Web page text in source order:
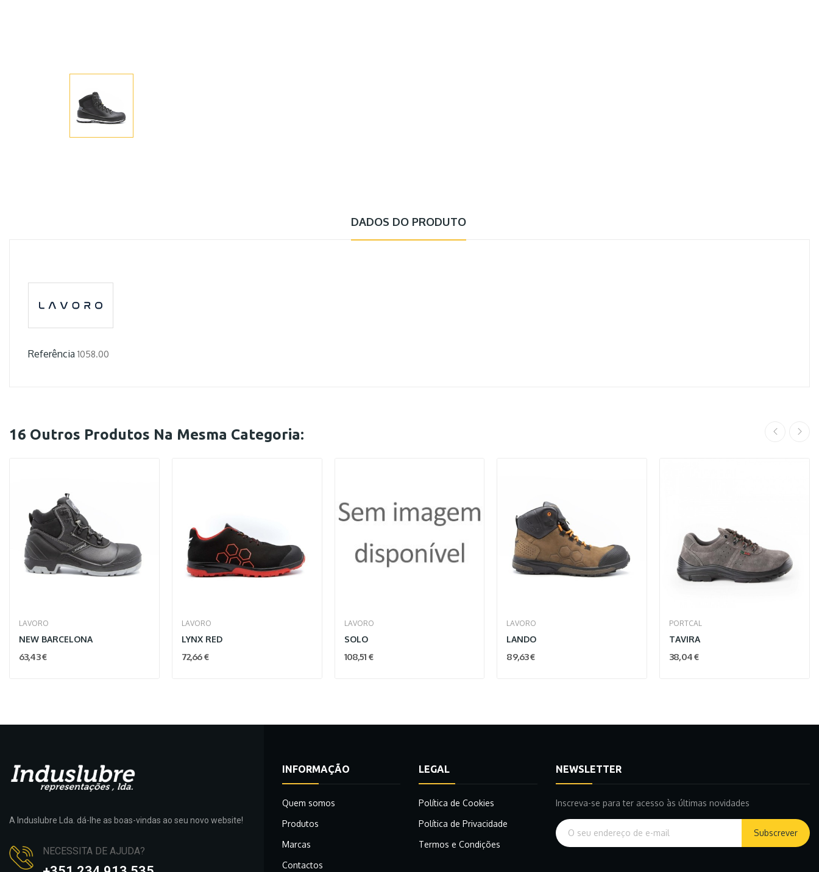
DADOS DO PRODUTO
Referência 1058.00
16 Outros Produtos Na Mesma Categoria:
LAVORO
NEW BARCELONA
63,43 €
LAVORO
LYNX RED
72,66 €
LAVORO
SOLO
108,51 €
LAVORO
LANDO
89,63 €
PORTCAL
TAVIRA
38,04 €
A Induslubre Lda. dá-lhe as boas-vindas ao seu novo website!
NECESSITA DE AJUDA?
INFORMAÇÃO
Quem somos
Produtos
Marcas
Contactos
LEGAL
Política de Cookies
Política de Privacidade
Termos e Condições
NEWSLETTER
Inscreva-se para ter acesso às últimas novidades
Subscrever